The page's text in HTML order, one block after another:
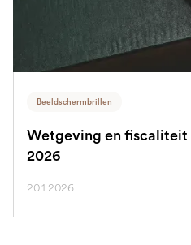
Beeldschermbrillen
Wetgeving en
2026
20.1.2026